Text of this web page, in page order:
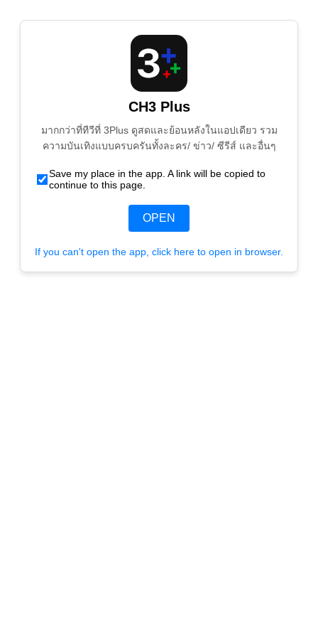
CH3 Plus
มากกว่าที่ทีวีที่ 3Plus ดูสดและย้อนหลังในแอปเดียว รวม
ความบันเทิงแบบครบครันทั้งละคร/ ข่าว/ ซีรีส์ และอื่นๆ
Save my place in the app. A link will be copied to
continue to this page.
OPEN
If you can't open the app, click here to open in browser.